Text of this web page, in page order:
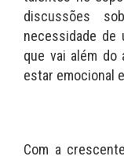
discussões
necessidade de
que vai além do
estar emocional
Com a